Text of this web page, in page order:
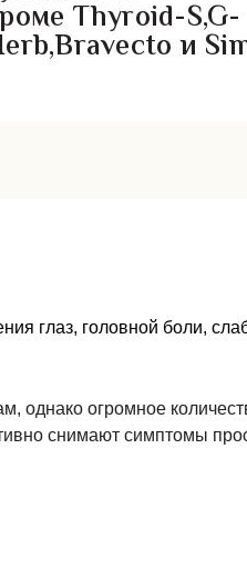
Thyroid-S,G-
и
глаз, головной боли,
однако огромное
снимают симптомы